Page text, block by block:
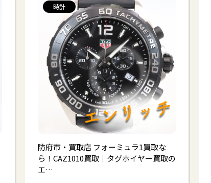
生活雑貨 # 小型家電 # おもちゃ・楽器
時計
防府市・買取店 フォーミュラ1買取な
ら！CAZ1010買取｜タグホイヤー買取の
エ…